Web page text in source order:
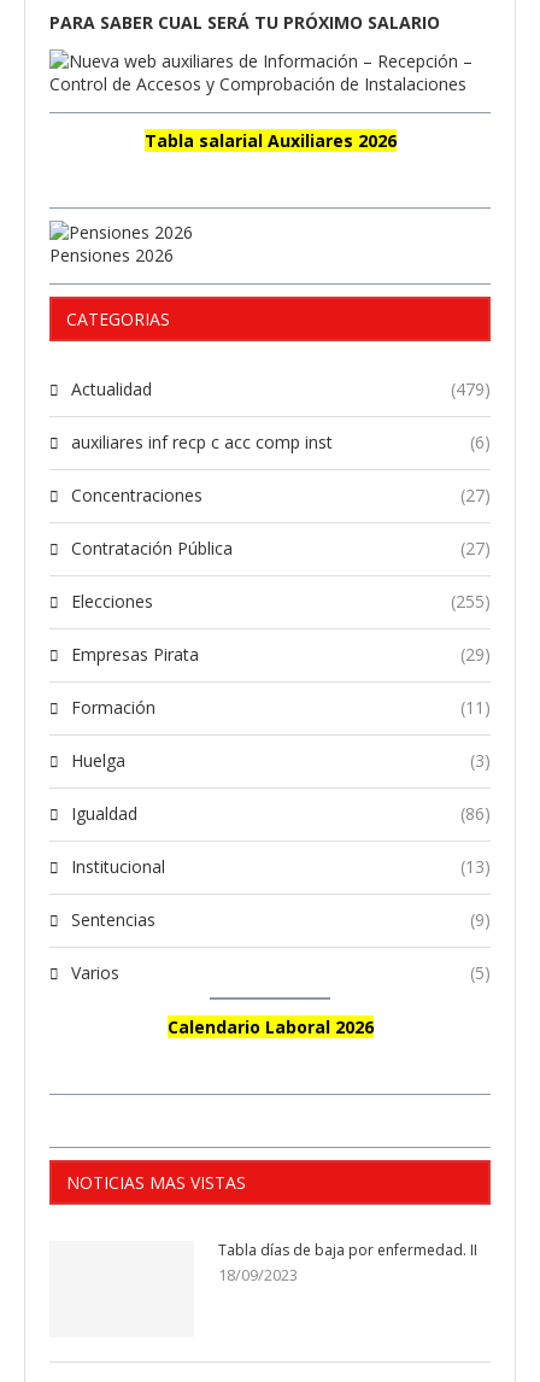
PARA SABER CUAL SERÁ TU PRÓXIMO SALARIO
Tabla salarial Auxiliares 2026
Pensiones 2026
CATEGORIAS
Actualidad (479)
auxiliares inf recp c acc comp inst (6)
Concentraciones (27)
Contratación Pública (27)
Elecciones (255)
Empresas Pirata (29)
Formación (11)
Huelga (3)
Igualdad (86)
Institucional (13)
Sentencias (9)
Varios (5)
Calendario Laboral 2026
NOTICIAS MAS VISTAS
Tabla días de baja por enfermedad. II
18/09/2023